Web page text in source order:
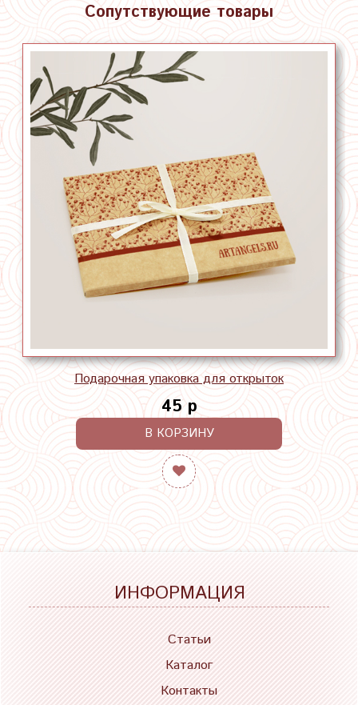
Сопутствующие товары
Подарочная упаковка для открыток
45 р
В КОРЗИНУ
ИНФОРМАЦИЯ
Статьи
Каталог
Контакты